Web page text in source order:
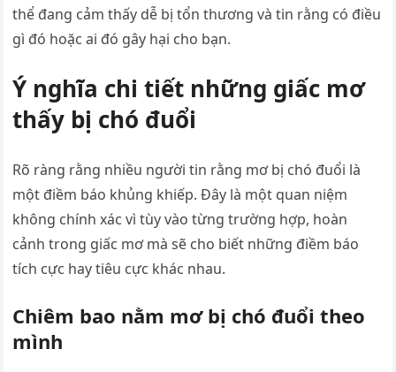
thể đang cảm thấy dễ bị tổn thương và tin rằng có điều
gì đó hoặc ai đó gây hại cho bạn.
Ý nghĩa chi tiết những giấc mơ
thấy bị chó đuổi
Rõ ràng rằng nhiều người tin rằng mơ bị chó đuổi là
một điềm báo khủng khiếp. Đây là một quan niệm
không chính xác vì tùy vào từng trường hợp, hoàn
cảnh trong giấc mơ mà sẽ cho biết những điềm báo
tích cực hay tiêu cực khác nhau.
Chiêm bao nằm mơ bị chó đuổi theo
mình